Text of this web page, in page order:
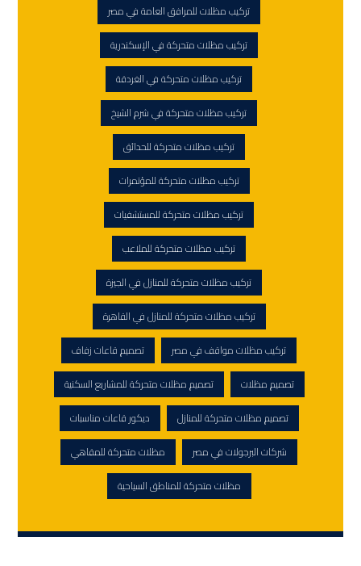
تركيب مظلات للمرافق العامة في مصر
تركيب مظلات متحركة في الإسكندرية
تركيب مظلات متحركة في الغردقة
تركيب مظلات متحركة في شرم الشيخ
تركيب مظلات متحركة للحدائق
تركيب مظلات متحركة للمؤتمرات
تركيب مظلات متحركة للمستشفيات
تركيب مظلات متحركة للملاعب
تركيب مظلات متحركة للمنازل في الجيزة
تركيب مظلات متحركة للمنازل في القاهرة
تركيب مظلات مواقف في مصر
تصميم قاعات زفاف
تصميم مظلات
تصميم مظلات متحركة للمشاريع السكنية
تصميم مظلات متحركة للمنازل
ديكور قاعات مناسبات
شركات البرجولات في مصر
مظلات متحركة للمقاهي
مظلات متحركة للمناطق السياحية